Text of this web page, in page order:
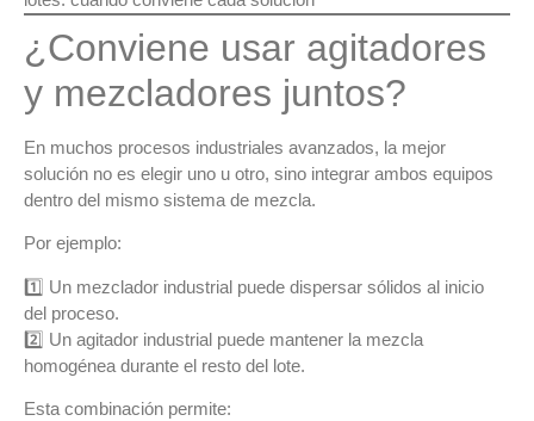
¿Conviene usar agitadores
y mezcladores juntos?
En muchos procesos industriales avanzados, la mejor
solución no es elegir uno u otro, sino integrar ambos equipos
dentro del mismo sistema de mezcla.
Por ejemplo:
1️⃣ Un mezclador industrial puede dispersar sólidos al inicio
del proceso.
2️⃣ Un agitador industrial puede mantener la mezcla
homogénea durante el resto del lote.
Esta combinación permite: